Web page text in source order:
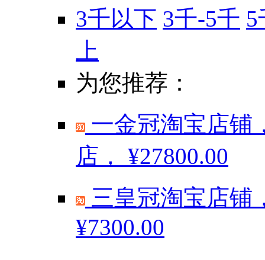
3千以下 3千-5千 5
上
为您推荐：
一金冠淘宝店铺
店， ¥27800.00
三皇冠淘宝店铺
¥7300.00